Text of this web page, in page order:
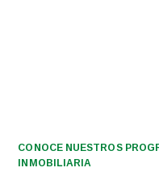
CONOCE NUESTROS
INMOBILIARIA